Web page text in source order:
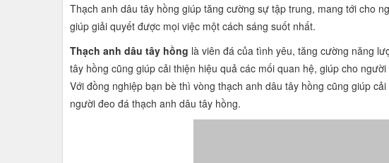
Thạch anh dâu tây hồng giúp tăng cường sự tập trung, mang tới cho
giúp giải quyết được mọi việc một cách sáng suốt nhất.
Thạch anh dâu tây hồng là viên đá của tình yêu, tăng cường năng
tây hồng cũng giúp cải thiện hiệu quả các mối quan hệ, giúp cho
Với đồng nghiệp bạn bè thì vòng thạch anh dâu tây hồng cũng giúp
người đeo đá thạch anh dâu tây hồng.